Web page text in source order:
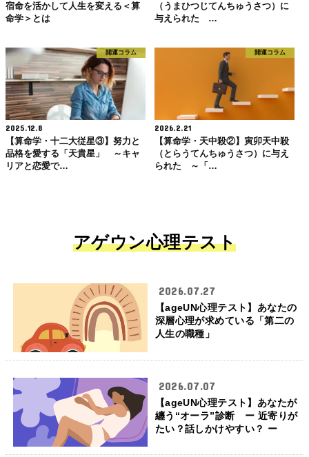
宿命を活かして人生を変える＜算
命学＞とは
（うまひつじてんちゅうさつ）に
与えられた …
開運コラム
2025.12.8
【算命学・十二大従星③】努力と
品格を愛する「天貴星」 ～キャ
リアと恋愛で…
開運コラム
2026.2.21
【算命学・天中殺②】寅卯天中殺
（とらうてんちゅうさつ）に与え
られた ～「…
アゲウン心理テスト
2026.07.27
【ageUN心理テスト】あなたの
深層心理が求めている「第二の
人生の職種」
2026.07.07
【ageUN心理テスト】あなたが
纏う“オーラ”診断 ー 近寄りが
たい？話しかけやすい？ ー